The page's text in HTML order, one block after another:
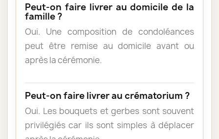
Peut-on faire livrer au domicile de la
famille ?
Oui. Une composition de condoléances
peut être remise au domicile avant ou
après la cérémonie.
Peut-on faire livrer au crématorium ?
Oui. Les bouquets et gerbes sont souvent
privilégiés car ils sont simples à déplacer